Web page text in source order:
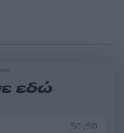
εδώ
50 /50